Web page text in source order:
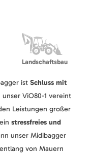
Landschaftsbau
ist Schluss mit
unser ViO80-1 vereint
Leistungen großer
stressfreies und
unser Midibagger
von Mauern